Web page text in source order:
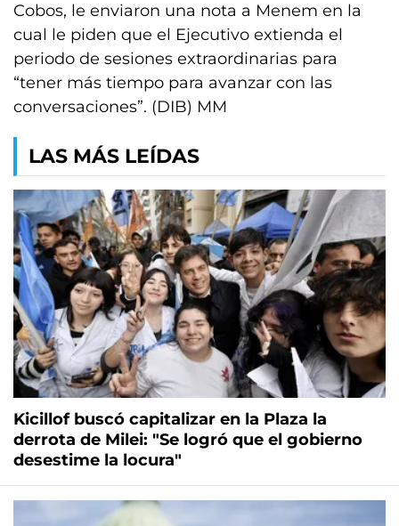
Cobos, le enviaron una nota a Menem en la
cual le piden que el Ejecutivo extienda el
periodo de sesiones extraordinarias para
“tener más tiempo para avanzar con las
conversaciones”. (DIB) MM
LAS MÁS LEÍDAS
Kicillof buscó capitalizar en la Plaza la
derrota de Milei: "Se logró que el gobierno
desestime la locura"